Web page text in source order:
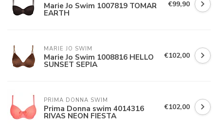
Marie Jo Swim 1007819 TOMAR
EARTH
€99,90
MARIE JO SWIM
Marie Jo Swim 1008816 HELLO
SUNSET SEPIA
€102,00
PRIMA DONNA SWIM
Prima Donna swim 4014316
RIVAS NEON FIESTA
€102,00